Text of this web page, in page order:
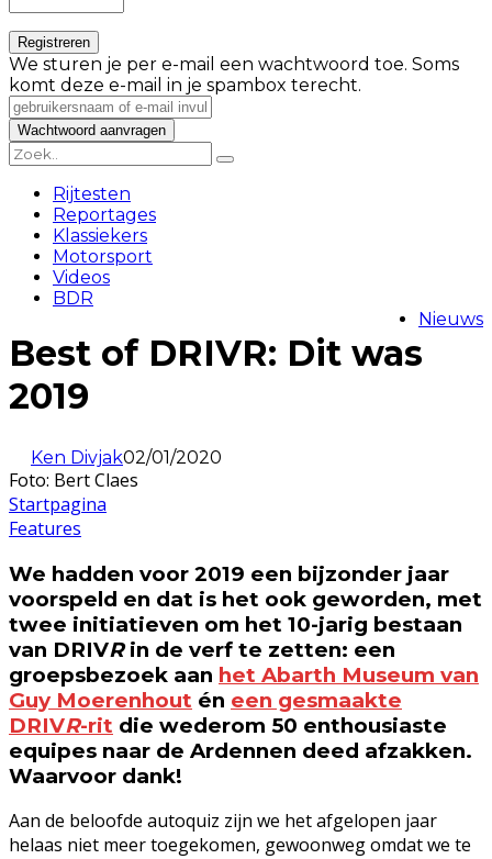
We sturen je per e-mail een wachtwoord toe. Soms
komt deze e-mail in je spambox terecht.
Rijtesten
Reportages
Klassiekers
Motorsport
Videos
BDR
Nieuws
Best of DRIVR: Dit was
2019
Ken Divjak02/01/2020
Foto: Bert Claes
Startpagina
Features
We hadden voor 2019 een bijzonder jaar
voorspeld en dat is het ook geworden, met
twee initiatieven om het 10-jarig bestaan
van DRIVRin de verf te zetten: een
groepsbezoek aan het Abarth Museum van
Guy Moerenhout én een gesmaakte
DRIVR-rit die wederom 50 enthousiaste
equipes naar de Ardennen deed afzakken.
Waarvoor dank!
Aan de beloofde autoquiz zijn we het afgelopen jaar
helaas niet meer toegekomen, gewoonweg omdat we te